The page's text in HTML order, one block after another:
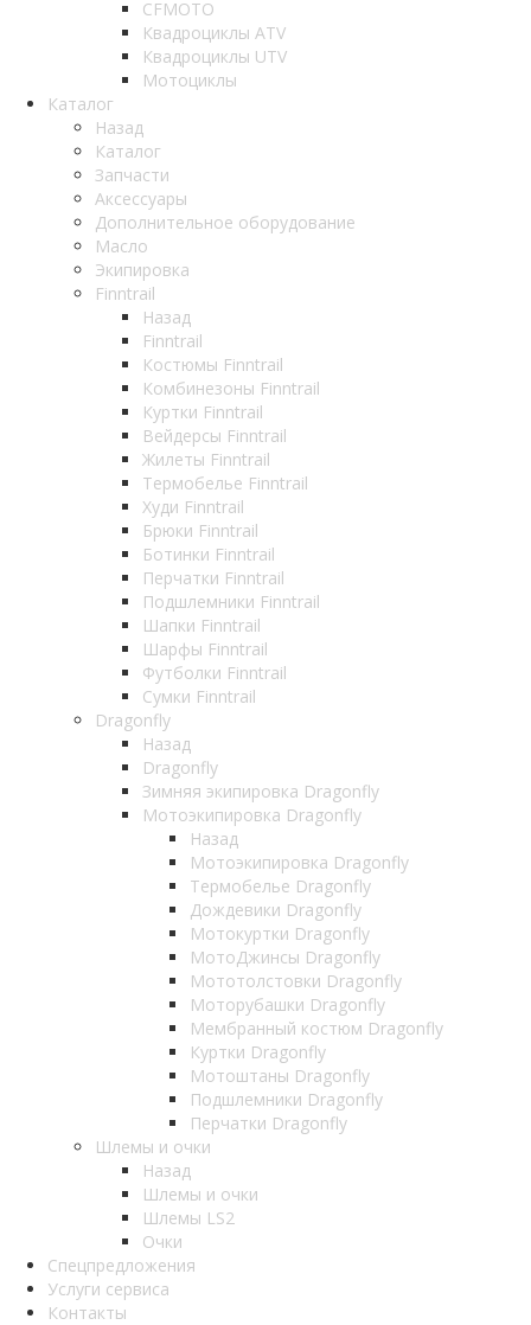
CFMOTO
Квадроциклы ATV
Квадроциклы UTV
Мотоциклы
Каталог
Назад
Каталог
Запчасти
Аксессуары
Дополнительное оборудование
Масло
Экипировка
Finntrail
Назад
Finntrail
Костюмы Finntrail
Комбинезоны Finntrail
Куртки Finntrail
Вейдерсы Finntrail
Жилеты Finntrail
Термобелье Finntrail
Худи Finntrail
Брюки Finntrail
Ботинки Finntrail
Перчатки Finntrail
Подшлемники Finntrail
Шапки Finntrail
Шарфы Finntrail
Футболки Finntrail
Сумки Finntrail
Dragonfly
Назад
Dragonfly
Зимняя экипировка Dragonfly
Мотоэкипировка Dragonfly
Назад
Мотоэкипировка Dragonfly
Термобелье Dragonfly
Дождевики Dragonfly
Мотокуртки Dragonfly
МотоДжинсы Dragonfly
Мототолстовки Dragonfly
Моторубашки Dragonfly
Мембранный костюм Dragonfly
Куртки Dragonfly
Мотоштаны Dragonfly
Подшлемники Dragonfly
Перчатки Dragonfly
Шлемы и очки
Назад
Шлемы и очки
Шлемы LS2
Очки
Спецпредложения
Услуги сервиса
Контакты